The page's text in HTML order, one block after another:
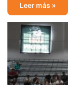
Leer más »